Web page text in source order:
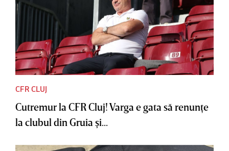
CFR CLUJ
Cutremur la CFR Cluj! Varga e gata să renunţe
la clubul din Gruia şi...